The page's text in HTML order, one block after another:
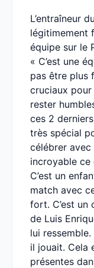
L’entraîneur
légitimement
équipe sur le
« C’est une
pas être plus
cruciaux
rester
ces 2
très spécial
célébrer avec
incroyable ce
C’est un
match avec
fort. C’est un
de Luis
lui
il jouait. Cela
présentes